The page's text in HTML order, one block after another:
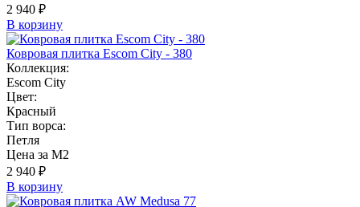
2 940 ₽
В корзину
Ковровая плитка Escom City - 380
Коллекция:
Escom City
Цвет:
Красный
Тип ворса:
Петля
Цена за М2
2 940 ₽
В корзину